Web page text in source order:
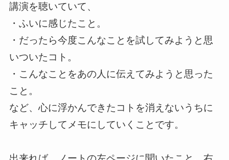
講演を聴いていて、
・ふいに感じたこと。
・だったら今度こんなことを試してみようと思
いついたコト。
・こんなことをあの人に伝えてみようと思った
こと。
など、心に浮かんできたコトを消えないうちに
キャッチしてメモにしていくことです。